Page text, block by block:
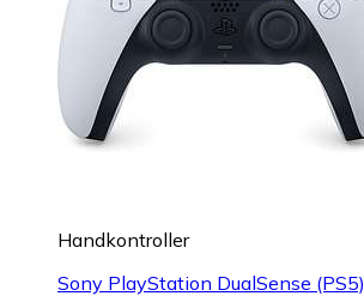
Handkontroller
Sony PlayStation DualSense (PS5)